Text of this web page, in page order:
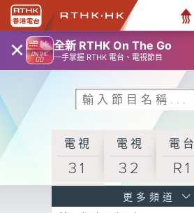
× 全新 RTHK On The Go
一手掌握 RTHK 電台、電視節目
電視
31
電視
32
電台
R1
更多頻道